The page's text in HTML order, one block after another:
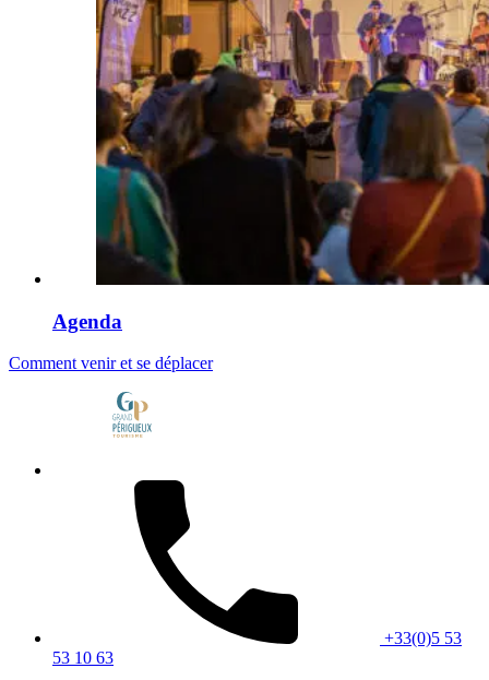
Agenda
Comment venir et se déplacer
+33(0)5 53
53 10 63